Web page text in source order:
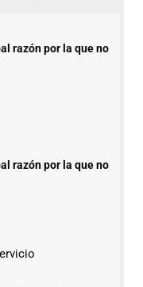
razón por la que no
razón por la que no